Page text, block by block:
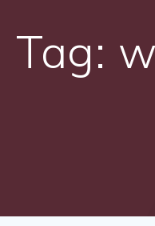
Tag: